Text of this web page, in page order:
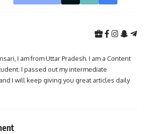
I am from Uttar Pradesh. I am a Content
I passed out my intermediate
I will keep giving you great articles daily